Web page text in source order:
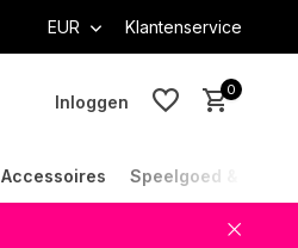
EUR Klantenservice
Inloggen
0
Accessoires Speelgoed &